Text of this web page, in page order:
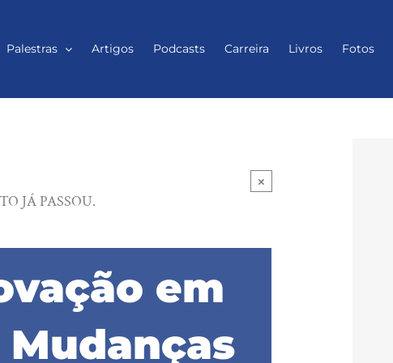
Palestras Artigos Podcasts Carreira Livros Fotos
×
JÁ PASSOU.
em